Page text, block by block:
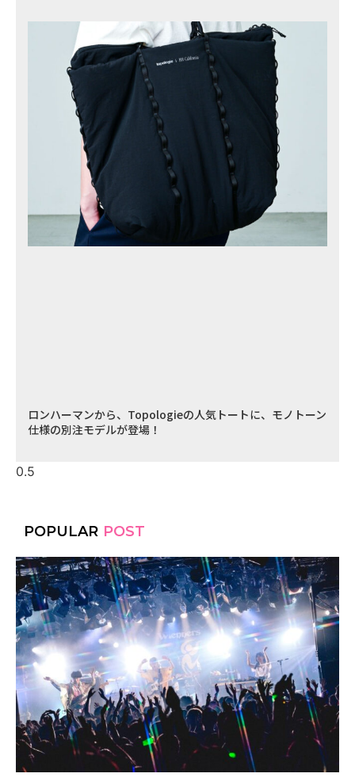
ロンハーマンから、Topologieの人気トートに、モノトーン
仕様の別注モデルが登場！
POPULAR POST